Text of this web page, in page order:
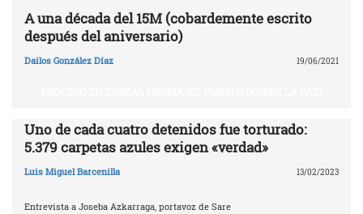
A una década del 15M (cobardemente escrito
después del aniversario)
Dailos González Díaz 19/06/2021
Uno de cada cuatro detenidos fue torturado:
5.379 carpetas azules exigen «verdad»
Luis Miguel Barcenilla 13/02/2023
Entrevista a Joseba Azkarraga, portavoz de Sare